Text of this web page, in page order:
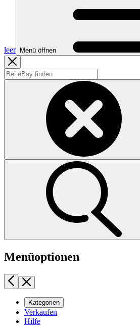
leer Menü öffnen
Menüoptionen
Kategorien
Verkaufen
Hilfe